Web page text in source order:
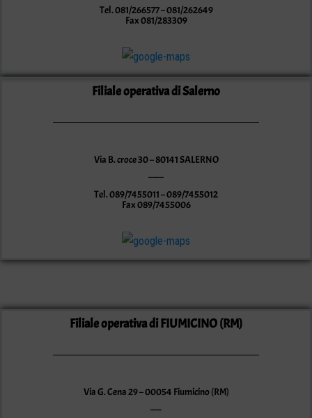
Tel. 081/266577 – 081/262649
Fax 081/283309
Filiale operativa di Salerno
Via B. croce 30 – 80141 SALERNO
——–
Tel. 089/7455011 – 089/7455012
Fax 089/7455006
Filiale operativa di FIUMICINO (RM)
Via G. Cena 29 – 00054 Fiumicino (RM)
——